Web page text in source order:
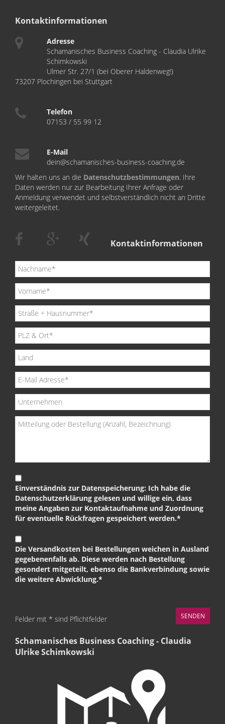
Kontaktinformationen
Adresse
Schamanisches Business Coaching - Claudia Ulrike
Schimkowski
Ulmer Str. 27/1 (bei Oberer Haldenweg!)
73207 Plochingen bei Stuttgart
Telefon
07153 / 55 99 12
E-Mail
dein@schamanisches-business-coaching.de
Wir halten uns an die Datenschutzbestimmungen. Ihre
Daten werden nur zur Bearbeitung Ihrer Anfrage oder
Anmeldung verwendet und selbstverständlich nicht an Dritte
weitergeleitet.
Kontaktinformationen
Einverständnis zur Datenspeicherung: Ich habe die
Datenschutzerklärung gelesen und willige ein, dass
meine Angaben zur Kontaktaufnahme und Zuordnung
für eventuelle Rückfragen gespeichert werden.*
Die Versandkosten bei Bestellungen weichen in Ausland
gegebenenfalls ab. Diese werden nach Bestellung
gesondert mitgeteilt, ebenso die Bankverbindung sowie
die weitere Abwicklung.*
Felder mit * sind Pflichtfelder
Schamanisches Business Coaching - Claudia
Ulrike Schimkowski